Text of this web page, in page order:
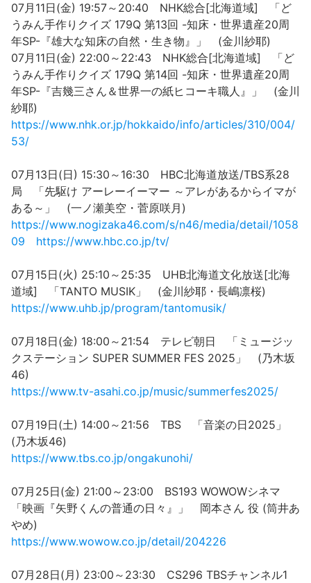
07月11日(金) 19:57～20:40 NHK総合[北海道域] 「ど
うみん手作りクイズ 179Q 第13回 -知床・世界遺産20周
年SP-『雄大な知床の自然・生き物』」 (金川紗耶)
07月11日(金) 22:00～22:43 NHK総合[北海道域] 「ど
うみん手作りクイズ 179Q 第14回 -知床・世界遺産20周
年SP-『吉幾三さん＆世界一の紙ヒコーキ職人』」 (金川
紗耶)
https://www.nhk.or.jp/hokkaido/info/articles/310/004/
53/
07月13日(日) 15:30～16:30 HBC北海道放送/TBS系28
局 「先駆け アーレーイーマー ～アレがあるからイマが
ある～」 (一ノ瀬美空・菅原咲月)
https://www.nogizaka46.com/s/n46/media/detail/1058
09
https://www.hbc.co.jp/tv/
07月15日(火) 25:10～25:35 UHB北海道文化放送[北海
道域] 「TANTO MUSIK」 (金川紗耶・長嶋凛桜)
https://www.uhb.jp/program/tantomusik/
07月18日(金) 18:00～21:54 テレビ朝日 「ミュージッ
クステーション SUPER SUMMER FES 2025」 (乃木坂
46)
https://www.tv-asahi.co.jp/music/summerfes2025/
07月19日(土) 14:00～21:56 TBS 「音楽の日2025」
(乃木坂46)
https://www.tbs.co.jp/ongakunohi/
07月25日(金) 21:00～23:00 BS193 WOWOWシネマ
「映画『矢野くんの普通の日々』」 岡本さん 役 (筒井あ
やめ)
https://www.wowow.co.jp/detail/204226
07月28日(月) 23:00～23:30 CS296 TBSチャンネル1